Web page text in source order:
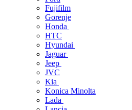
Fujifilm
Gorenje
Honda
HTC
Hyundai
Jaguar
Jeep
JVC
Kia
Konica Minolta
Lada